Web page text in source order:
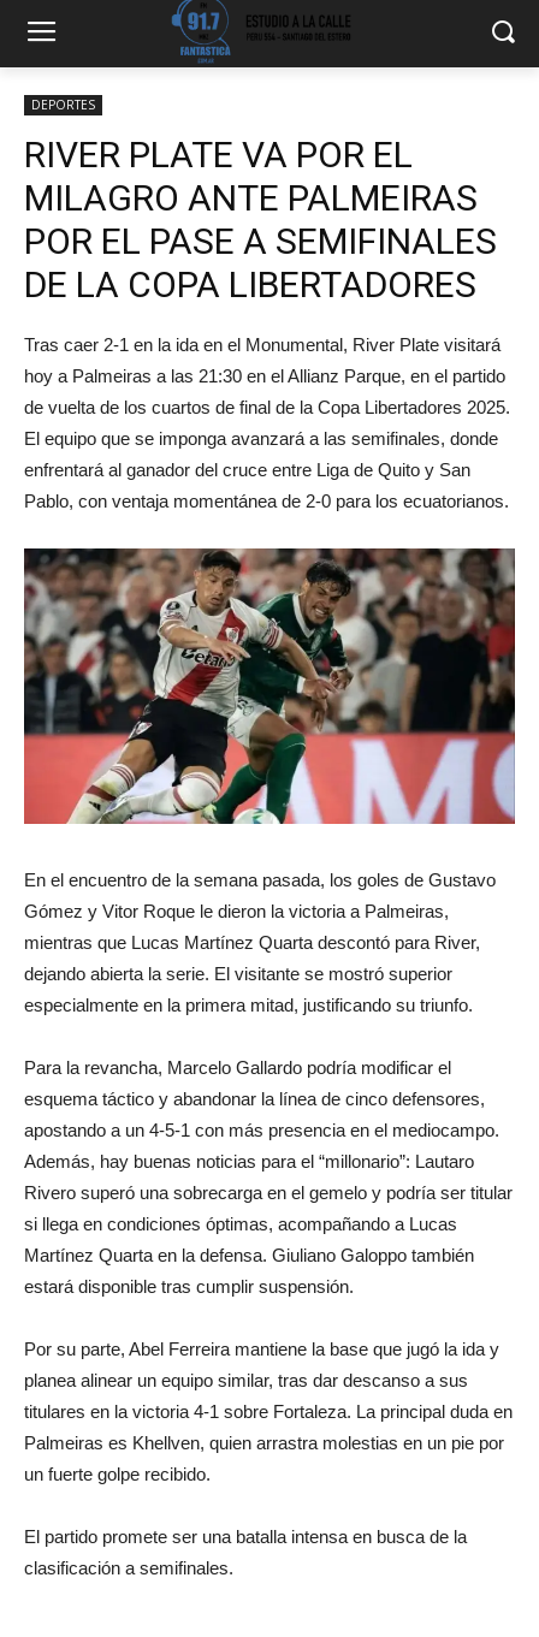
DEPORTES
RIVER PLATE VA POR EL
MILAGRO ANTE PALMEIRAS
POR EL PASE A SEMIFINALES
DE LA COPA LIBERTADORES
Tras caer 2-1 en la ida en el Monumental, River Plate visitará
hoy a Palmeiras a las 21:30 en el Allianz Parque, en el partido
de vuelta de los cuartos de final de la Copa Libertadores 2025.
El equipo que se imponga avanzará a las semifinales, donde
enfrentará al ganador del cruce entre Liga de Quito y San
Pablo, con ventaja momentánea de 2-0 para los ecuatorianos.
En el encuentro de la semana pasada, los goles de Gustavo
Gómez y Vitor Roque le dieron la victoria a Palmeiras,
mientras que Lucas Martínez Quarta descontó para River,
dejando abierta la serie. El visitante se mostró superior
especialmente en la primera mitad, justificando su triunfo.
Para la revancha, Marcelo Gallardo podría modificar el
esquema táctico y abandonar la línea de cinco defensores,
apostando a un 4-5-1 con más presencia en el mediocampo.
Además, hay buenas noticias para el “millonario”: Lautaro
Rivero superó una sobrecarga en el gemelo y podría ser titular
si llega en condiciones óptimas, acompañando a Lucas
Martínez Quarta en la defensa. Giuliano Galoppo también
estará disponible tras cumplir suspensión.
Por su parte, Abel Ferreira mantiene la base que jugó la ida y
planea alinear un equipo similar, tras dar descanso a sus
titulares en la victoria 4-1 sobre Fortaleza. La principal duda en
Palmeiras es Khellven, quien arrastra molestias en un pie por
un fuerte golpe recibido.
El partido promete ser una batalla intensa en busca de la
clasificación a semifinales.